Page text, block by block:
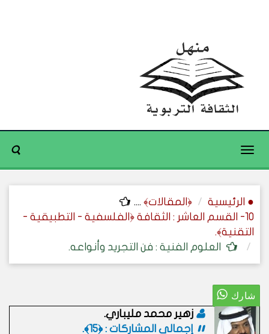
Toggle
● الرئيسية ﴿المقالات﴾ ....
10- القسم العاشر : الثقافة ﴿الفلسفية - التطبيقية -
التقنية﴾.
العلوم الفنية : فن التجريد وأنواعه.
زهير محمد مليباري.
إجمالي المشاركات : ﴿15﴾.